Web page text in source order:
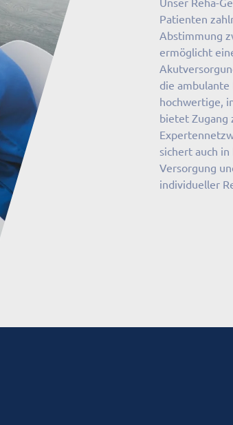
Patienten
Abstimmung
ermöglicht
die
hochwertige,
bietet Zugang
sichert auch
Versorgung
individueller